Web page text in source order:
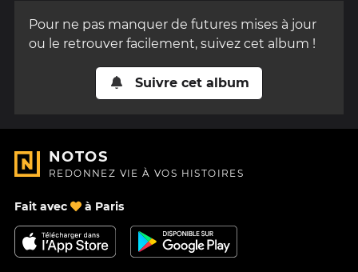
Pour ne pas manquer de futures mises à jour
ou le retrouver facilement, suivez cet album !
Suivre cet album
NOTOS
REDONNEZ VIE À VOS HISTOIRES
Fait avec à Paris